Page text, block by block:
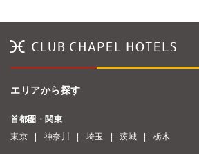
エリアから探す
首都圏・関東
東京
神奈川 埼玉 茨城 栃木